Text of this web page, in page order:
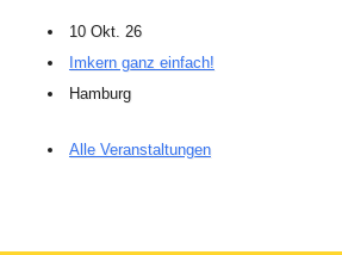
10 Okt. 26
Imkern ganz einfach!
Hamburg
Alle Veranstaltungen